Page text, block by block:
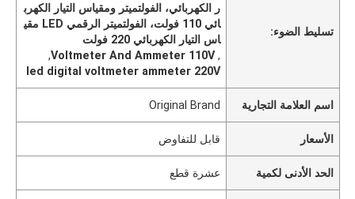
تسليط الضوء:
ر الكهربائي، الفولتميتر ومقياس التيار الكهرب
ائي 110 فولت، الفولتميتر الرقمي LED مقي
اس التيار الكهربائي 220 فولت
,
Voltmeter And Ammeter 110V
,
led digital voltmeter ammeter 220V
اسم العلامة التجارية Original Brand
الأسعار قابل للتفاوض
الحد الأدنى لكمية عشرة قطع